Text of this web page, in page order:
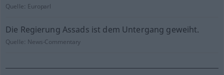
Quelle: Europarl
Die Regierung Assads ist dem Untergang geweiht.
Quelle: News-Commentary